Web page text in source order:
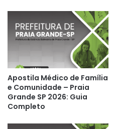
Apostila Médico de Família
e Comunidade – Praia
Grande SP 2026: Guia
Completo